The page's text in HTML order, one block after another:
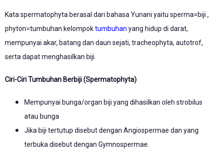
Kata spermatophyta berasal dari bahasa Yunani yaitu sperma=biji ,
phyton=tumbuhan kelompoktumbuhan yang hidup di darat,
mempunyai akar, batang dan daun sejati, tracheophyta, autotrof,
serta dapat menghasilkan biji.
Ciri-Ciri Tumbuhan Berbiji (Spermatophyta)
Mempunyai bunga/organ biji yang dihasilkan oleh strobilus
atau bunga
Jika biji tertutup disebut dengan Angiospermae dan yang
terbuka disebut dengan Gymnospermae.